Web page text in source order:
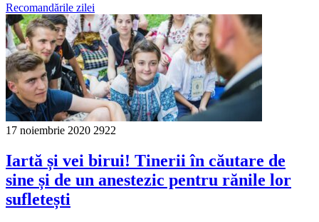
Recomandările zilei
17 noiembrie 2020 2922
Iartă și vei birui! Tinerii în căutare de
sine și de un anestezic pentru rănile lor
sufletești